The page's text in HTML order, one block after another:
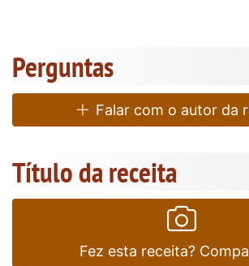
Perguntas
Falar com o autor da
Título da receita
Fez esta receita?